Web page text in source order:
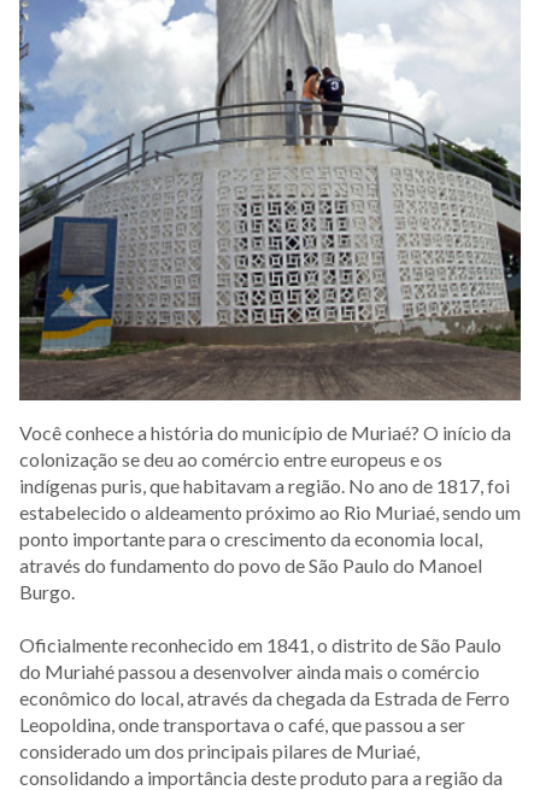
Você conhece a história do município de Muriaé? O início da
colonização se deu ao comércio entre europeus e os
indígenas puris, que habitavam a região. No ano de 1817, foi
estabelecido o aldeamento próximo ao Rio Muriaé, sendo um
ponto importante para o crescimento da economia local,
através do fundamento do povo de São Paulo do Manoel
Burgo.
Oficialmente reconhecido em 1841, o distrito de São Paulo
do Muriahé passou a desenvolver ainda mais o comércio
econômico do local, através da chegada da Estrada de Ferro
Leopoldina, onde transportava o café, que passou a ser
considerado um dos principais pilares de Muriaé,
consolidando a importância deste produto para a região da